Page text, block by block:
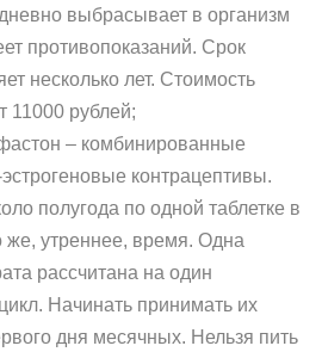
выбрасывает в организм
противопоказаний. Срок
несколько лет. Стоимость
11000 рублей;
– комбинированные
контрацептивы.
полугода по одной таблетке в
же, утреннее, время. Одна
рассчитана на один
Начинать принимать их
дня месячных. Нельзя пить